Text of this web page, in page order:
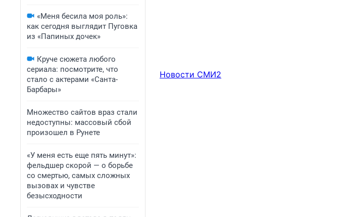
«Меня бесила моя роль»:
как сегодня выглядит Пуговка
из «Папиных дочек»
Круче сюжета любого
сериала: посмотрите, что
стало с актерами «Санта-
Барбары»
Множество сайтов враз стали
недоступны: массовый сбой
произошел в Рунете
«У меня есть еще пять минут»:
фельдшер скорой — о борьбе
со смертью, самых сложных
вызовах и чувстве
безысходности
Новости СМИ2